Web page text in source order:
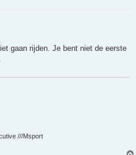
gaan rijden. Je bent niet de eerste
///Msport